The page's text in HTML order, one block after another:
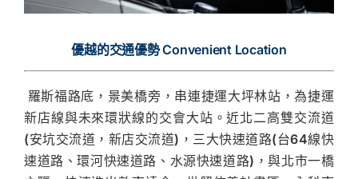
優越的交通優勢 Convenient Location
羅斯福路底，景美橋旁，串連捷運大坪林站，為捷運
新店線與未來環狀線的交會大站。近北二高雙交流道
(安坑交流道，新店交流道)，三大快速道路(台64線快
速道路、環河快速道路、水源快速道路)，與北市一橋